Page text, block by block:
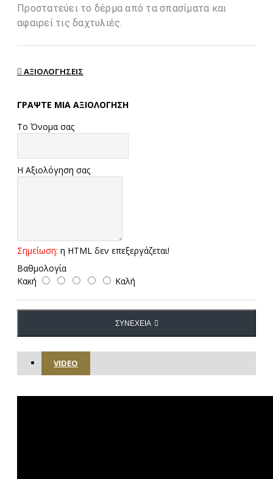
Προστατεύει το δέρμα από τα σπασίματα και
αφαιρεί τις δαχτυλιές.
ΑΞΙΟΛΟΓΉΣΕΙΣ
ΓΡΆΨΤΕ ΜΙΑ ΑΞΙΟΛΌΓΗΣΗ
Το Όνομα σας
Η Αξιολόγηση σας
Σημείωση: η HTML δεν επεξεργάζεται!
Βαθμολογία
Κακή
Καλή
ΣΥΝΈΧΕΙΑ
VIDEO